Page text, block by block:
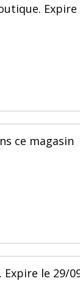
Expire
ce magasin
le 29/